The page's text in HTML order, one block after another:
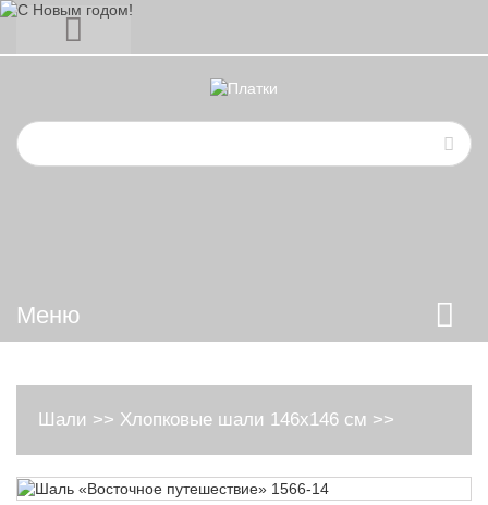
Меню
Шали >> Хлопковые шали 146х146 см >>